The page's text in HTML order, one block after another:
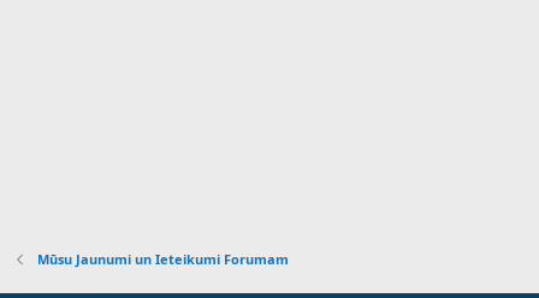
Mūsu Jaunumi un Ieteikumi Forumam